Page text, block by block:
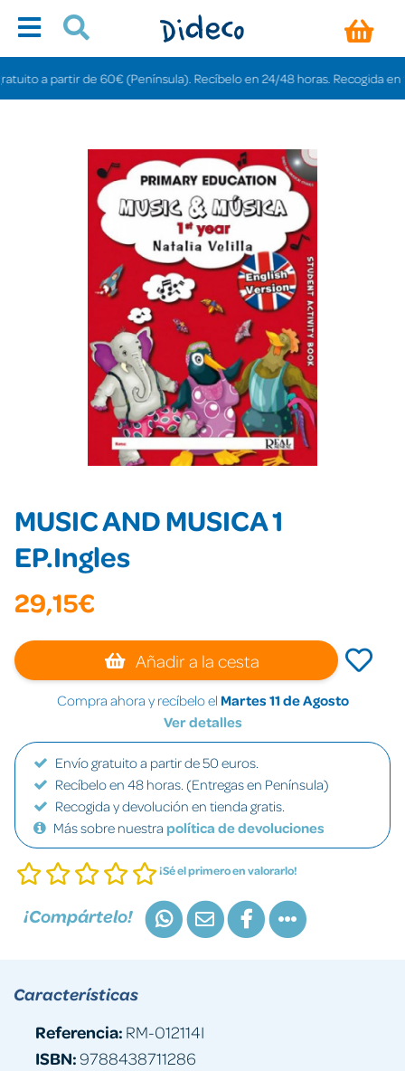
a partir de 60€ (Península). Recíbelo en 24/48 horas. Recogida en
MUSIC AND MUSICA 1
EP.Ingles
29,15€
Añadir a la cesta
Compra ahora y recíbelo el Martes 11 de Agosto
Ver detalles
Envío gratuito a partir de 50 euros.
Recíbelo en 48 horas. (Entregas en Península)
Recogida y devolución en tienda gratis.
Más sobre nuestra política de devoluciones
¡Sé el primero en valorarlo!
¡Compártelo!
Características
Referencia: RM-012114I
ISBN:9788438711286